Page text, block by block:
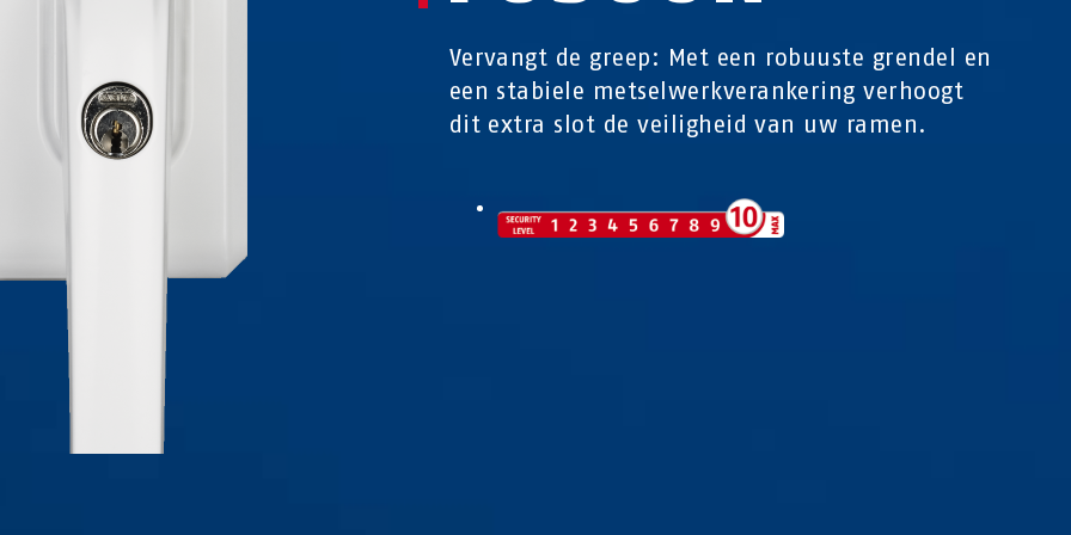
Vervangt de greep: Met een robuuste grendel en
een stabiele metselwerkverankering verhoogt
dit extra slot de veiligheid van uw ramen.